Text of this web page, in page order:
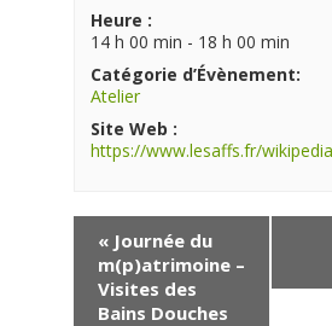
Heure :
14 h 00 min - 18 h 00 min
Catégorie d’Évènement:
Atelier
Site Web :
https://www.lesaffs.fr/
« Journée du
m(p)atrimoine –
Visites des
Bains Douches